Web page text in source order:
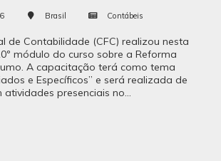
Brasil Contábeis
de Contabilidade (CFC) realizou nesta
módulo do curso sobre a Reforma
A capacitação terá como tema
e Específicos” e será realizada de
presenciais no...